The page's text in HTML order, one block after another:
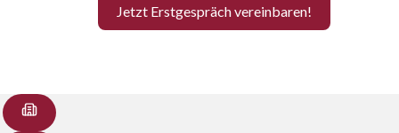
Jetzt Erstgespräch vereinbaren!